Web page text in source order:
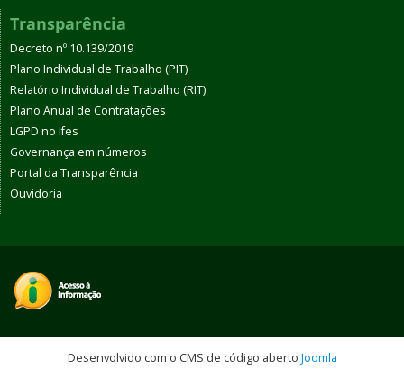
Transparência
Decreto nº 10.139/2019
Plano Individual de Trabalho (PIT)
Relatório Individual de Trabalho (RIT)
Plano Anual de Contratações
LGPD no Ifes
Governança em números
Portal da Transparência
Ouvidoria
Desenvolvido com o CMS de código aberto Joomla